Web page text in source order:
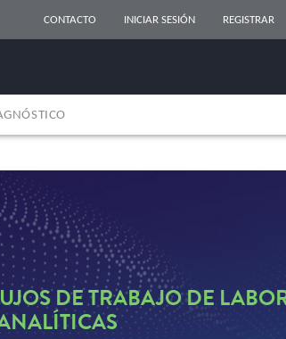
CONTACTO INICIAR SESIÓN REGISTRAR
DE TRABAJO DE